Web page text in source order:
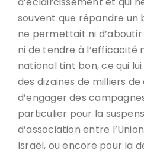
souvent que répandre un
ne permettait ni d’aboutir
ni de tendre à l’efficacité
national tint bon, ce qui
des dizaines de milliers
d’engager des
particulier pour la
d’association entre
Israël, ou encore pour la